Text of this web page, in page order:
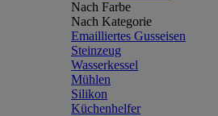
Nach Farbe
Nach Kategorie
Emailliertes Gusseisen
Steinzeug
Wasserkessel
Mühlen
Silikon
Küchenhelfer